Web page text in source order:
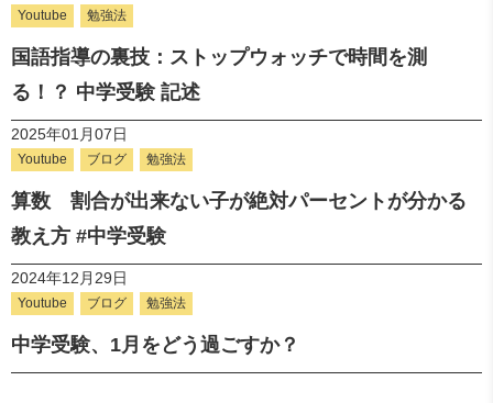
Youtube 勉強法
国語指導の裏技：ストップウォッチで時間を測
る！？ 中学受験 記述
2025年01月07日
Youtube ブログ 勉強法
算数 割合が出来ない子が絶対パーセントが分かる
教え方 #中学受験
2024年12月29日
Youtube ブログ 勉強法
中学受験、1月をどう過ごすか？